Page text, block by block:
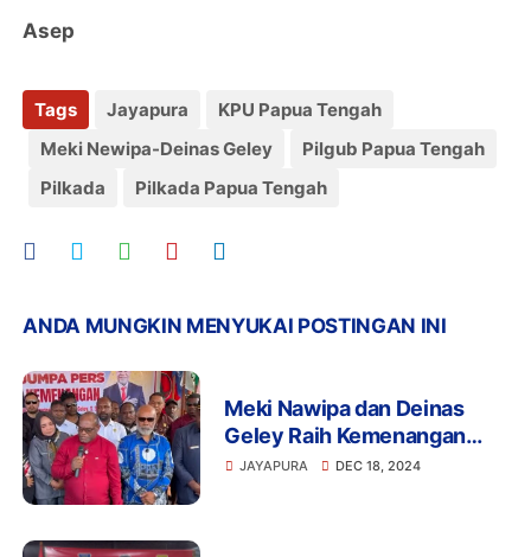
Asep
Tags Jayapura
KPU Papua Tengah
Meki Newipa-Deinas Geley
Pilgub Papua Tengah
Pilkada
Pilkada Papua Tengah
ANDA MUNGKIN MENYUKAI POSTINGAN INI
Meki Nawipa dan Deinas
Geley Raih Kemenangan
Dalam Pilgub Papua Tengah
JAYAPURA DEC 18, 2024